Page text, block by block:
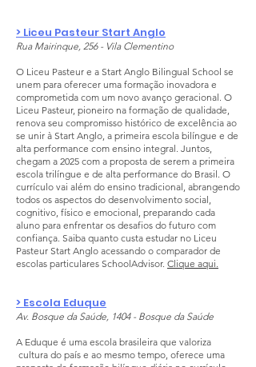
> Liceu Pasteur Start Anglo
Rua Mairinque, 256 - Vila Clementino
O Liceu Pasteur e a Start Anglo Bilingual School se
unem para oferecer uma formação inovadora e
comprometida com um novo avanço geracional. O
Liceu Pasteur, pioneiro na formação de qualidade,
renova seu compromisso histórico de excelência ao
se unir à Start Anglo, a primeira escola bilíngue e de
alta performance com ensino integral. Juntos,
chegam a 2025 com a proposta de serem a primeira
escola trilíngue e de alta performance do Brasil. O
currículo vai além do ensino tradicional, abrangendo
todos os aspectos do desenvolvimento social,
cognitivo, físico e emocional, preparando cada
aluno para enfrentar os desafios do futuro com
confiança. Saiba quanto custa estudar no Liceu
Pasteur Start Anglo acessando o comparador de
escolas particulares SchoolAdvisor. Clique aqui.
> Escola Eduque
Av. Bosque da Saúde, 1404 - Bosque da Saúde
A Eduque é uma escola brasileira que valoriza
cultura do país e ao mesmo tempo, oferece uma